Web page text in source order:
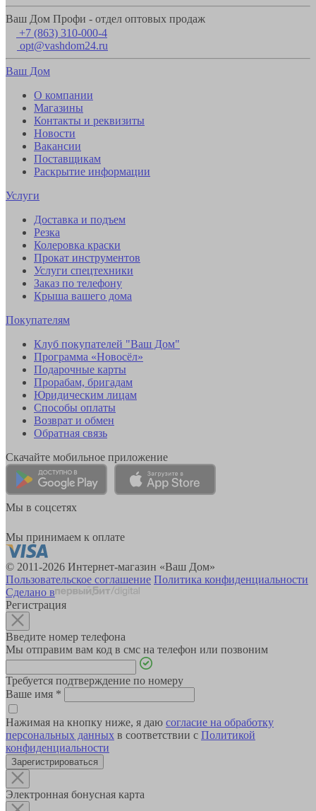
Ваш Дом Профи - отдел оптовых продаж
+7 (863) 310-000-4
opt@vashdom24.ru
Ваш Дом
О компании
Магазины
Контакты и реквизиты
Новости
Вакансии
Поставщикам
Раскрытие информации
Услуги
Доставка и подъем
Резка
Колеровка краски
Прокат инструментов
Услуги спецтехники
Заказ по телефону
Крыша вашего дома
Покупателям
Клуб покупателей "Ваш Дом"
Программа «Новосёл»
Подарочные карты
Прорабам, бригадам
Юридическим лицам
Способы оплаты
Возврат и обмен
Обратная связь
Скачайте мобильное приложение
Мы в соцсетях
Мы принимаем к оплате
© 2011-2026 Интернет-магазин «Ваш Дом»
Пользовательское соглашение Политика конфиденциальности
Сделано в
Регистрация
Введите номер телефона
Мы отправим вам код в смс на телефон или позвоним
Требуется подтверждение по номеру
Ваше имя *
Нажимая на кнопку ниже, я даю согласие на обработку
персональных данных в соответствии с Политикой
конфиденциальности
Зарегистрироваться
Электронная бонусная карта